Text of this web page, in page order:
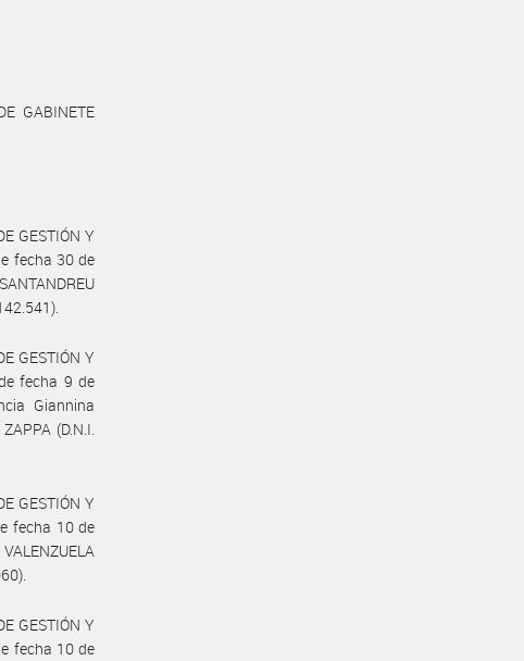
GABINETE
GESTIÓN Y
fecha 30 de
GESTIÓN Y
fecha 9 de
Giannina
(D.N.I.
GESTIÓN Y
fecha 10 de
GESTIÓN Y
fecha 10 de